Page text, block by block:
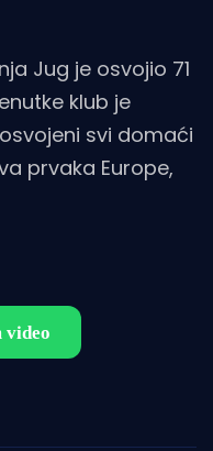
Jug je osvojio 71
klub je
svi domaći
prvaka Europe,